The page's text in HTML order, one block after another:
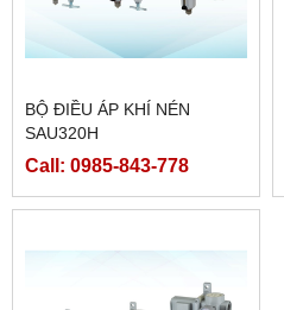
BỘ ĐIỀU ÁP KHÍ NÉN
SAU320H
Call: 0985-843-778